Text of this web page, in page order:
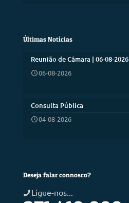
Últimas Notícias
Reunião de Câmara | 06-08-2026
06-08-2026
Consulta Pública
04-08-2026
Deseja falar connosco?
Ligue-nos...